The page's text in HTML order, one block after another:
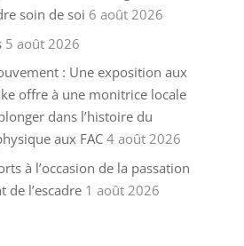
soin de soi 6 août 2026
5 août 2026
: Une exposition aux
offre à une monitrice locale
dans l’histoire du
aux FAC 4 août 2026
à l’occasion de la passation
de l’escadre 1 août 2026